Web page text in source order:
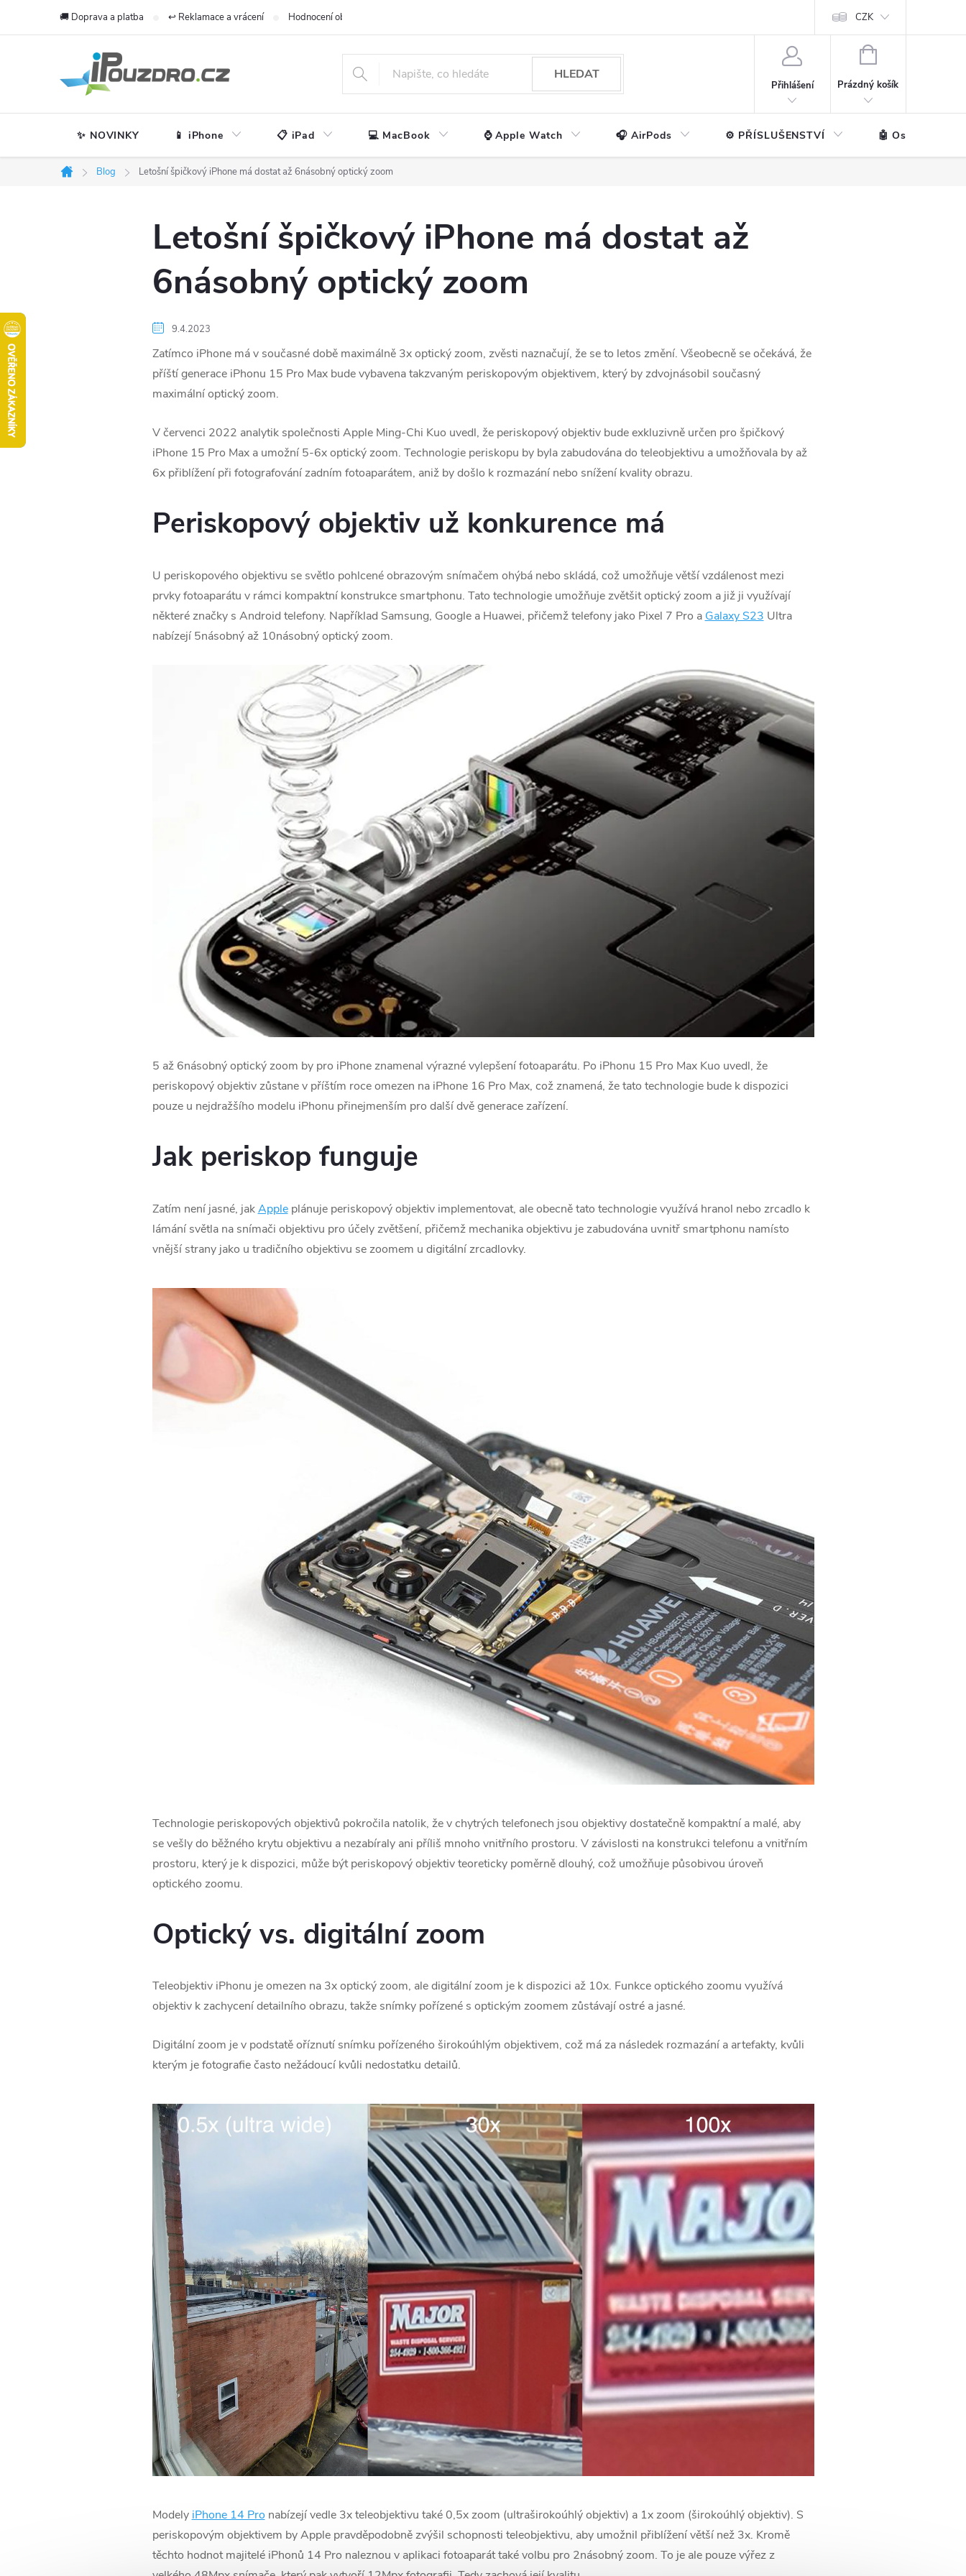
🚚 Doprava a platba ↩️ Reklamace a vrácení Hodnocení obchodu CZK
HLEDAT
Přihlášení
NÁKUPNÍ
Prázdný košík
✨ NOVINKY 📱 iPhone 📋 iPad 💻 MacBook ⌚ Apple Watch 🎧 AirPods ⚙️ PŘÍSLUŠENSTVÍ 🤖 Ostatní
Domů
Blog Letošní špičkový iPhone má dostat až 6násobný optický zoom
Letošní špičkový iPhone má dostat až
6násobný optický zoom
9.4.2023
Zatímco iPhone má v současné době maximálně 3x optický zoom, zvěsti naznačují, že se to letos změní. Všeobecně se očekává, že
příští generace iPhonu 15 Pro Max bude vybavena takzvaným periskopovým objektivem, který by zdvojnásobil současný
maximální optický zoom.
V červenci 2022 analytik společnosti Apple Ming-Chi Kuo uvedl, že periskopový objektiv bude exkluzivně určen pro špičkový
iPhone 15 Pro Max a umožní 5-6x optický zoom. Technologie periskopu by byla zabudována do teleobjektivu a umožňovala by až
6x přiblížení při fotografování zadním fotoaparátem, aniž by došlo k rozmazání nebo snížení kvality obrazu.
Periskopový objektiv už konkurence má
U periskopového objektivu se světlo pohlcené obrazovým snímačem ohýbá nebo skládá, což umožňuje větší vzdálenost mezi
prvky fotoaparátu v rámci kompaktní konstrukce smartphonu. Tato technologie umožňuje zvětšit optický zoom a již ji využívají
některé značky s Android telefony. Například Samsung, Google a Huawei, přičemž telefony jako Pixel 7 Pro a Galaxy S23 Ultra
nabízejí 5násobný až 10násobný optický zoom.
5 až 6násobný optický zoom by pro iPhone znamenal výrazné vylepšení fotoaparátu. Po iPhonu 15 Pro Max Kuo uvedl, že
periskopový objektiv zůstane v příštím roce omezen na iPhone 16 Pro Max, což znamená, že tato technologie bude k dispozici
pouze u nejdražšího modelu iPhonu přinejmenším pro další dvě generace zařízení.
Jak periskop funguje
Zatím není jasné, jakAppleplánuje periskopový objektiv implementovat, ale obecně tato technologie využívá hranol nebo zrcadlo k
lámání světla na snímači objektivu pro účely zvětšení, přičemž mechanika objektivu je zabudována uvnitř smartphonu namísto
vnější strany jako u tradičního objektivu se zoomem u digitální zrcadlovky.
Technologie periskopových objektivů pokročila natolik, že v chytrých telefonech jsou objektivy dostatečně kompaktní a malé, aby
se vešly do běžného krytu objektivu a nezabíraly ani příliš mnoho vnitřního prostoru. V závislosti na konstrukci telefonu a vnitřním
prostoru, který je k dispozici, může být periskopový objektiv teoreticky poměrně dlouhý, což umožňuje působivou úroveň
optického zoomu.
Optický vs. digitální zoom
Teleobjektiv iPhonu je omezen na 3x optický zoom, ale digitální zoom je k dispozici až 10x. Funkce optického zoomu využívá
objektiv k zachycení detailního obrazu, takže snímky pořízené s optickým zoomem zůstávají ostré a jasné.
Digitální zoom je v podstatě oříznutí snímku pořízeného širokoúhlým objektivem, což má za následek rozmazání a artefakty, kvůli
kterým je fotografie často nežádoucí kvůli nedostatku detailů.
Modely iPhone 14 Pro nabízejí vedle 3x teleobjektivu také 0,5x zoom (ultraširokoúhlý objektiv) a 1x zoom (širokoúhlý objektiv). S
periskopovým objektivem by Apple pravděpodobně zvýšil schopnosti teleobjektivu, aby umožnil přiblížení větší než 3x. Kromě
těchto hodnot majitelé iPhonů 14 Pro naleznou v aplikaci fotoaparát také volbu pro 2násobný zoom. To je ale pouze výřez z